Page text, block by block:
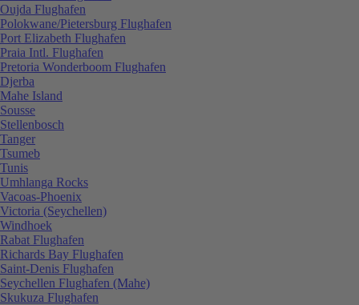
Oujda Flughafen
Polokwane/Pietersburg Flughafen
Port Elizabeth Flughafen
Praia Intl. Flughafen
Pretoria Wonderboom Flughafen
Djerba
Mahe Island
Sousse
Stellenbosch
Tanger
Tsumeb
Tunis
Umhlanga Rocks
Vacoas-Phoenix
Victoria (Seychellen)
Windhoek
Rabat Flughafen
Richards Bay Flughafen
Saint-Denis Flughafen
Seychellen Flughafen (Mahe)
Skukuza Flughafen